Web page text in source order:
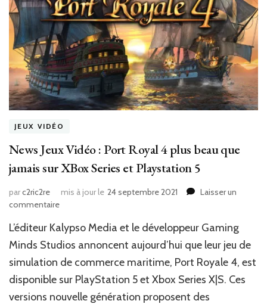
JEUX VIDÉO
News Jeux Vidéo : Port Royal 4 plus beau que
jamais sur XBox Series et Playstation 5
parc2ric2re mis à jour le 24 septembre 2021
Laisser un
commentairesur
Jeux
Vidéo
Port
Royal
plus
L’éditeur Kalypso Media et le développeur Gaming
Minds Studios annoncent aujourd’hui que leur jeu de
simulation de commerce maritime, Port Royale 4, est
disponible sur PlayStation 5 et Xbox Series X|S. Ces
versions nouvelle génération proposent des